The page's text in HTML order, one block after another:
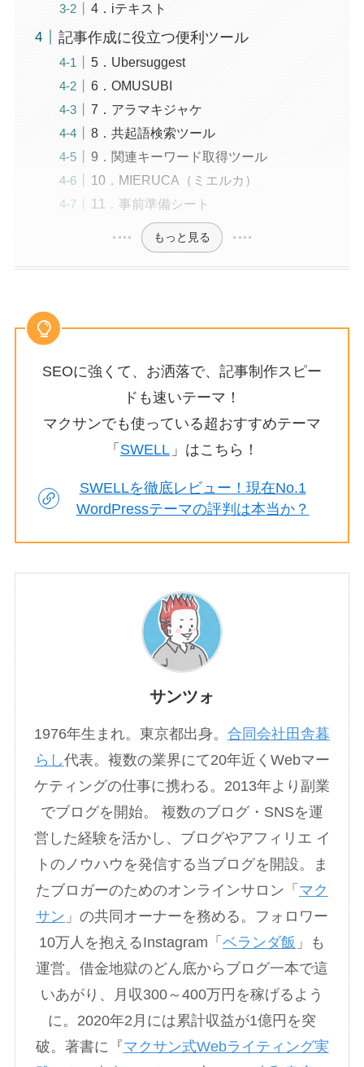
4．iテキスト
記事作成に役立つ便利ツール
5．Ubersuggest
6．OMUSUBI
7．アラマキジャケ
8．共起語検索ツール
9．関連キーワード取得ツール
10．MIERUCA（ミエルカ）
11．事前準備シート
もっと見る
SEOに強くて、お洒落で、記事制作スピー
ドも速いテーマ！
マクサンでも使っている超おすすめテーマ
「 SWELL 」はこちら！
SWELLを徹底レビュー！現在No.1
WordPressテーマの評判は本当か？
サンツォ
1976年生まれ。東京都出身。 合同会社田舎暮
らし代表。複数の業界にて20年近くWebマー
ケティングの仕事に携わる。2013年より副業
でブログを開始。 複数のブログ・SNSを運
営した経験を活かし、ブログやアフィリエ イ
トのノウハウを発信する当ブログを開設。ま
たブロガーのためのオンラインサロン「 マク
サン 」の共同オーナーを務める。フォロワー
10万人を抱えるInstagram「 ベランダ飯 」も
運営。借金地獄のどん底からブログ一本で這
いあがり、月収300～400万円を稼げるよう
に。2020年2月には累計収益が1億円を突
破。著書に『マクサン式Webライティング実